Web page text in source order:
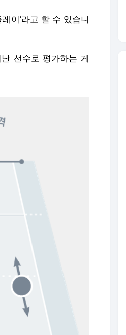
이’라고 할 수 있습니
선수로 평가하는 게